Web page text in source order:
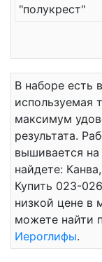
"полукрест"
В наборе есть
используемая
максимум
результата.
вышивается
найдете:
Купить 023-
низкой цене в
можете найти
Иероглифы.